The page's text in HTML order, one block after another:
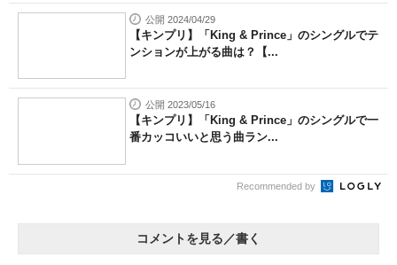
公開 2024/04/29
【キンプリ】「King & Prince」のシングルでテ
ンションが上がる曲は？【...
公開 2023/05/16
【キンプリ】「King & Prince」のシングルで一
番カッコいいと思う曲ラン...
Recommended by
コメントを見る／書く